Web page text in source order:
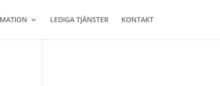
LEDIGA TJÄNSTER KONTAKT